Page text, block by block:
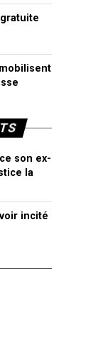
son ex-
la
incité